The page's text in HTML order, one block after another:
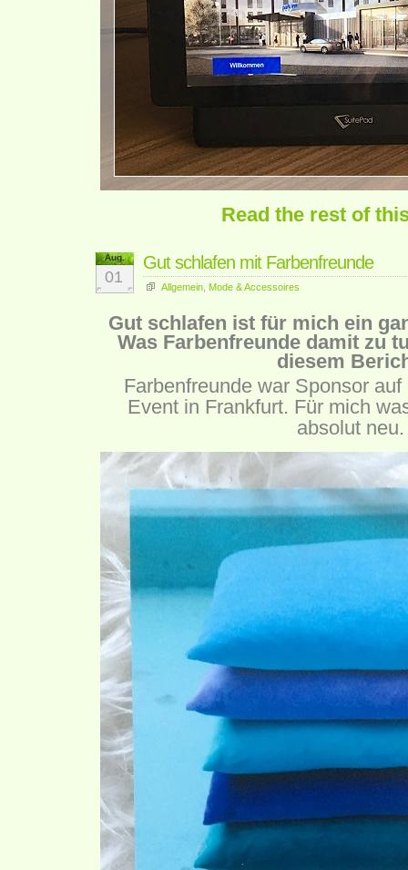
Read the rest of
Aug.
01
Gut schlafen mit Farbenfreunde
Allgemein Mode & Accessoires
Gut schlafen ist für mich ein
Was Farbenfreunde damit zu
diesem
Farbenfreunde war Sponsor
Event in Frankfurt. Für mich
absolut neu.